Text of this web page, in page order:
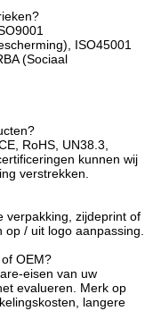
ISO45001
(Sociaal
RoHS, UN38.3,
kunnen wij
verstrekken.
verpakking, zijdeprint of
/ uit logo aanpassing.
OEM?
eisen van uw
evalueren. Merk op
langere